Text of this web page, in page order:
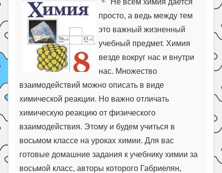
Не всем химия дается
просто, а ведь между тем
это важный жизненный
учебный предмет. Химия
везде вокруг нас и внутри
нас. Множество
взаимодействий можно описать в виде
химической реакции. Но важно отличать
химическую реакцию от физического
взаимодействия. Этому и будем учиться в
восьмом классе на уроках химии. Для вас
готовые домашние задания к учебнику химии за
восьмой класс, авторы которого Габриелян,